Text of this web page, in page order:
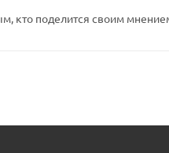
кто поделится своим